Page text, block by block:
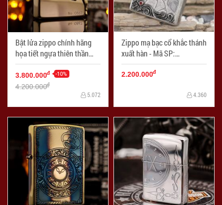
Bật lửa zippo chính hãng
họa tiết ngựa thiên thần
cạnh sườn phiên bản mạ
vàng 24k - Mã SP: ZPC1938
3.800.000đ -10%
4.200.000đ
5.072
Zippo mạ bạc cổ khắc thánh
xuất hàn - Mã SP:
ZPC1904-T
2.200.000đ
4.360